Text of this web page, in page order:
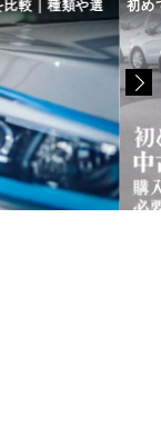
較｜種類や選 初め